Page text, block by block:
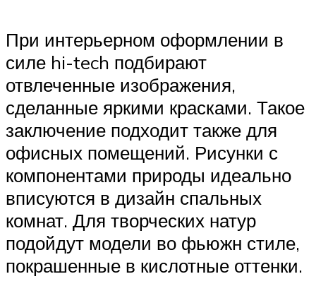
При интерьерном оформлении в
силе hi-tech подбирают
отвлеченные изображения,
сделанные яркими красками. Такое
заключение подходит также для
офисных помещений. Рисунки с
компонентами природы идеально
вписуются в дизайн спальных
комнат. Для творческих натур
подойдут модели во фьюжн стиле,
покрашенные в кислотные оттенки.